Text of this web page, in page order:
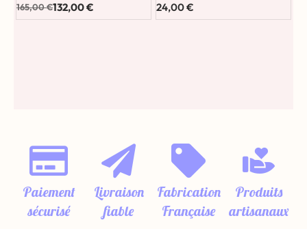
165,00€132,00€
24,00€
Paiement
sécurisé
Livraison
fiable
Fabrication
Française
Produits
artisanaux